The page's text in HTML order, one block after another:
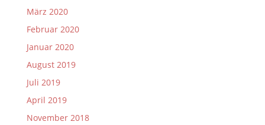
März 2020
Februar 2020
Januar 2020
August 2019
Juli 2019
April 2019
November 2018